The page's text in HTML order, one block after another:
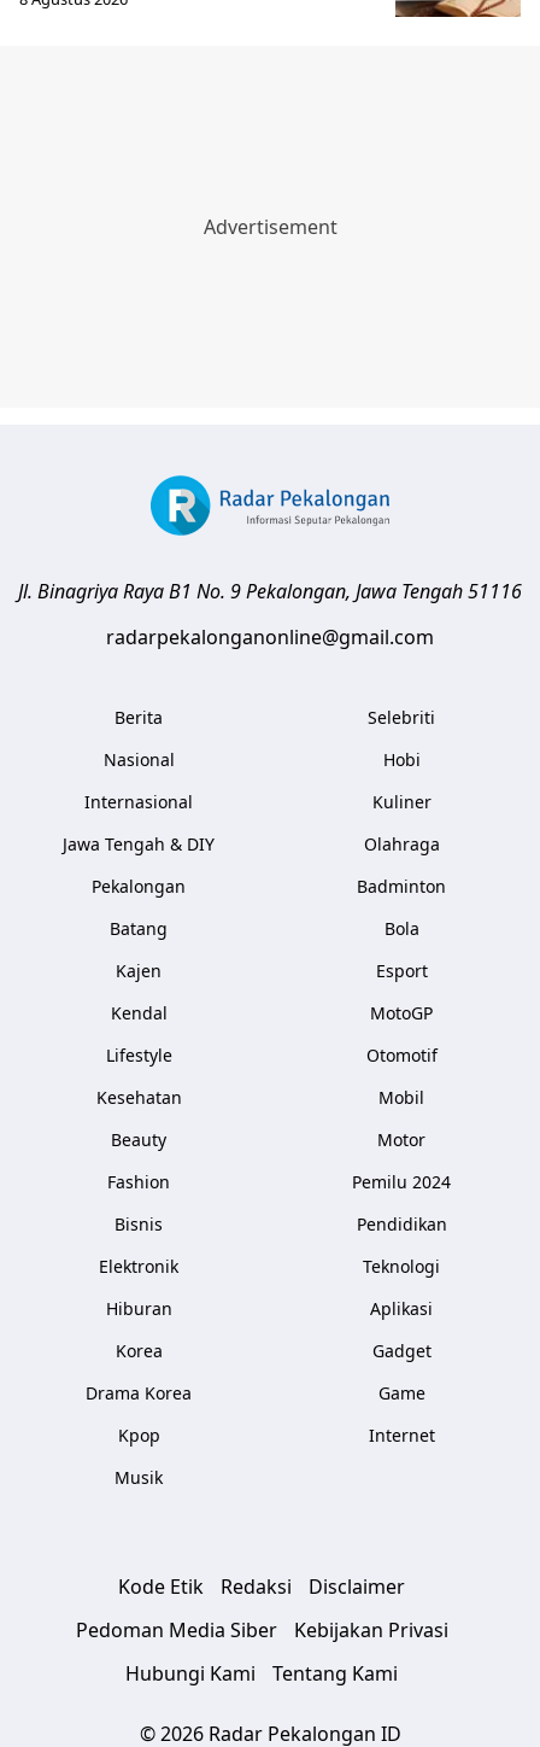
Jl. Binagriya Raya B1 No. 9Pekalongan, Jawa Tengah51116
radarpekalonganonline@gmail.com
Berita
Nasional
Internasional
Jawa Tengah & DIY
Pekalongan
Batang
Kajen
Kendal
Lifestyle
Kesehatan
Beauty
Fashion
Bisnis
Elektronik
Hiburan
Korea
Drama Korea
Kpop
Musik
Selebriti
Hobi
Kuliner
Olahraga
Badminton
Bola
Esport
MotoGP
Otomotif
Mobil
Motor
Pemilu 2024
Pendidikan
Teknologi
Aplikasi
Gadget
Game
Internet
Kode Etik Redaksi
Disclaimer
Pedoman Media Siber
Kebijakan Privasi
Hubungi Kami
Tentang Kami
© 2026 Radar Pekalongan ID